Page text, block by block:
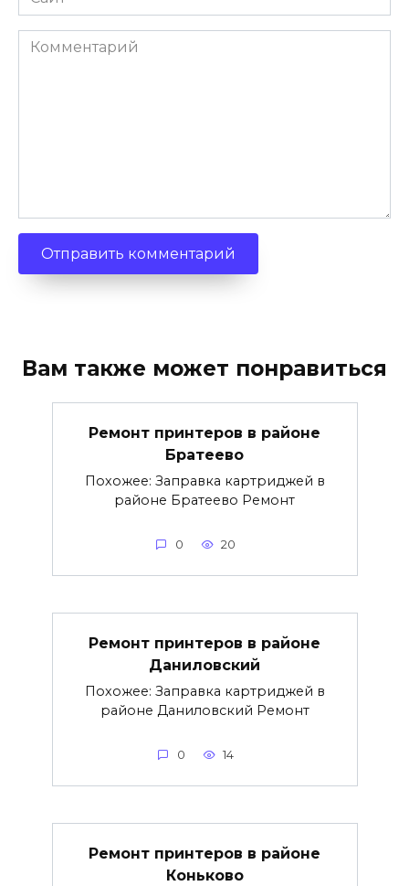
Комментарий
Вам также может понравиться
Ремонт принтеров в районе
Братеево
Похожее: Заправка картриджей в
районе Братеево Ремонт
0 20
Ремонт принтеров в районе
Даниловский
Похожее: Заправка картриджей в
районе Даниловский Ремонт
0 14
Ремонт принтеров в районе
Коньково